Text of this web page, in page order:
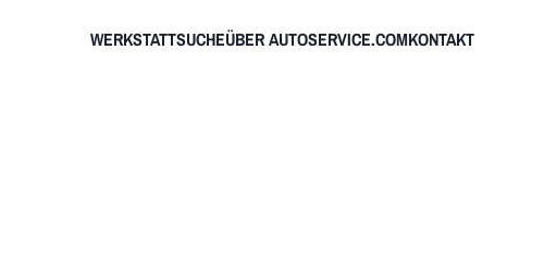
WERKSTATTSUCHEÜBER AUTOSERVICE.COMKONTAKT